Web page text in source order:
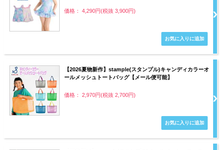
価格： 4,290円(税抜 3,900円)
【2026夏物新作】stample(スタンプル)キャンディカラーオ
ールメッシュトートバッグ【メール便可能】
価格： 2,970円(税抜 2,700円)